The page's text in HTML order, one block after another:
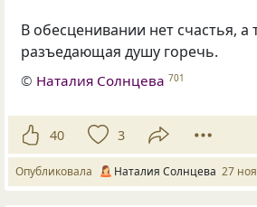
В обесценивании нет счастья, а
разъедающая душу горечь.
© Наталия Солнцева 701
40 3
Опубликовала Наталия Солнцева 27